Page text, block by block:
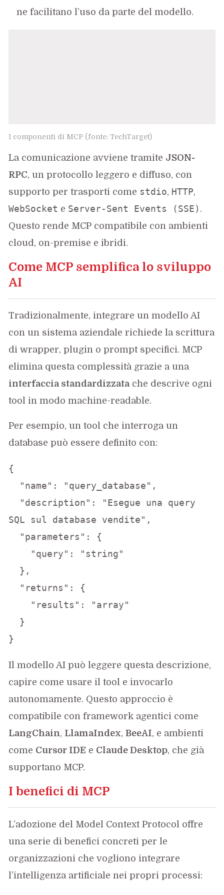
ne facilitano l’uso da parte del modello.
I componenti di MCP (fonte: TechTarget)
La comunicazione avviene tramite JSON-
RPC, un protocollo leggero e diffuso, con
supporto per trasporti come stdio, HTTP,
WebSocket e Server-Sent Events (SSE) .
Questo rende MCP compatibile con ambienti
cloud, on-premise e ibridi.
Come MCP semplifica lo sviluppo
AI
Tradizionalmente, integrare un modello AI
con un sistema aziendale richiede la scrittura
di wrapper, plugin o prompt specifici. MCP
elimina questa complessità grazie a una
interfaccia standardizzatache descrive ogni
tool in modo machine-readable.
Per esempio, un tool che interroga un
database può essere definito con:
{
SQL sul database vendite",
Il modello AI può leggere questa descrizione,
capire come usare il tool e invocarlo
autonomamente. Questo approccio è
compatibile con framework agentici come
LangChain, LlamaIndex,BeeAI, e ambienti
come Cursor IDE e Claude Desktop, che già
supportano MCP.
I benefici di MCP
L’adozione del Model Context Protocol offre
una serie di benefici concreti per le
organizzazioni che vogliono integrare
l’intelligenza artificiale nei propri processi: